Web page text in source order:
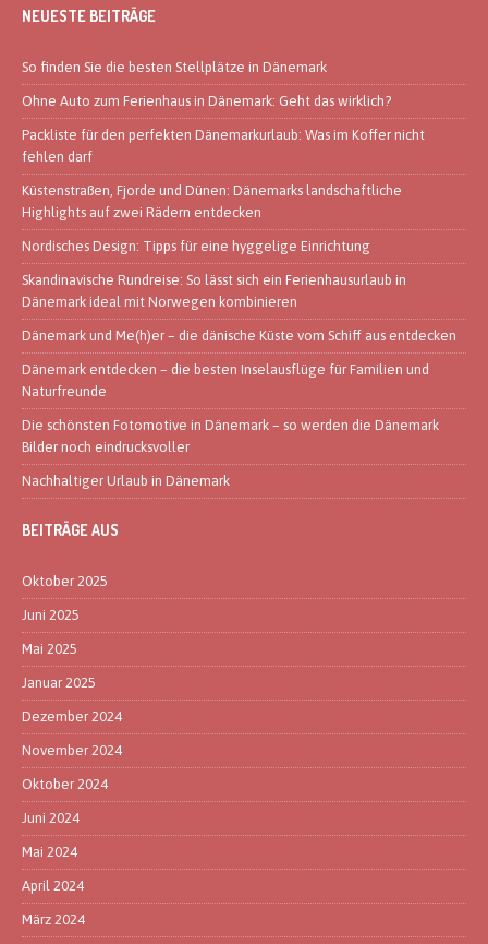
NEUESTE BEITRÄGE
So finden Sie die besten Stellplätze in Dänemark
Ohne Auto zum Ferienhaus in Dänemark: Geht das wirklich?
Packliste für den perfekten Dänemarkurlaub: Was im Koffer nicht
fehlen darf
Küstenstraßen, Fjorde und Dünen: Dänemarks landschaftliche
Highlights auf zwei Rädern entdecken
Nordisches Design: Tipps für eine hyggelige Einrichtung
Skandinavische Rundreise: So lässt sich ein Ferienhausurlaub in
Dänemark ideal mit Norwegen kombinieren
Dänemark und Me(h)er – die dänische Küste vom Schiff aus entdecken
Dänemark entdecken – die besten Inselausflüge für Familien und
Naturfreunde
Die schönsten Fotomotive in Dänemark – so werden die Dänemark
Bilder noch eindrucksvoller
Nachhaltiger Urlaub in Dänemark
BEITRÄGE AUS
Oktober 2025
Juni 2025
Mai 2025
Januar 2025
Dezember 2024
November 2024
Oktober 2024
Juni 2024
Mai 2024
April 2024
März 2024